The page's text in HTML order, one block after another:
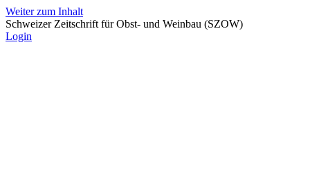
Weiter zum Inhalt
Schweizer Zeitschrift für Obst- und Weinbau (SZOW)
Login